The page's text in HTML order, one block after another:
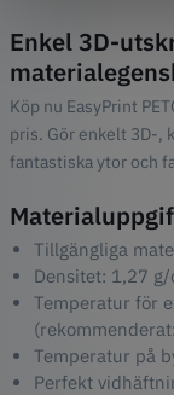
Enkel 3D-
Köp nu EasyPrint
pris. Gör enkelt 3D-,
fantastiska ytor och
Tillgängliga
Densitet: 1,27 g/
Temperatur för
Temperatur på
Perfekt